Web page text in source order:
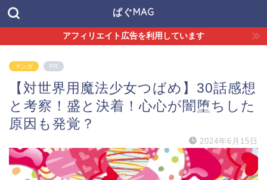
ぱぐMAG
アフィリエイト広告を利用しています
マンガ PR
【対世界用魔法少女つばめ】30話感想
と考察！盛と決着！心心が闇堕ちした
原因も発覚？
2024年6月15日